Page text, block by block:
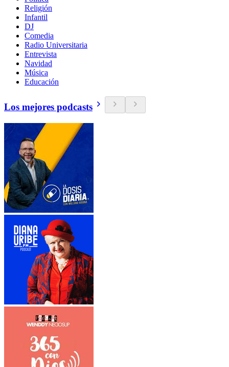
Religión
Infantil
DJ
Comedia
Radio Universitaria
Entrevista
Navidad
Música
Educación
Los mejores podcasts